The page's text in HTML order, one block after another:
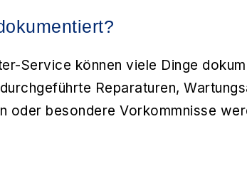
Service können viele Dinge
Reparaturen,
oder besondere Vorkommnisse